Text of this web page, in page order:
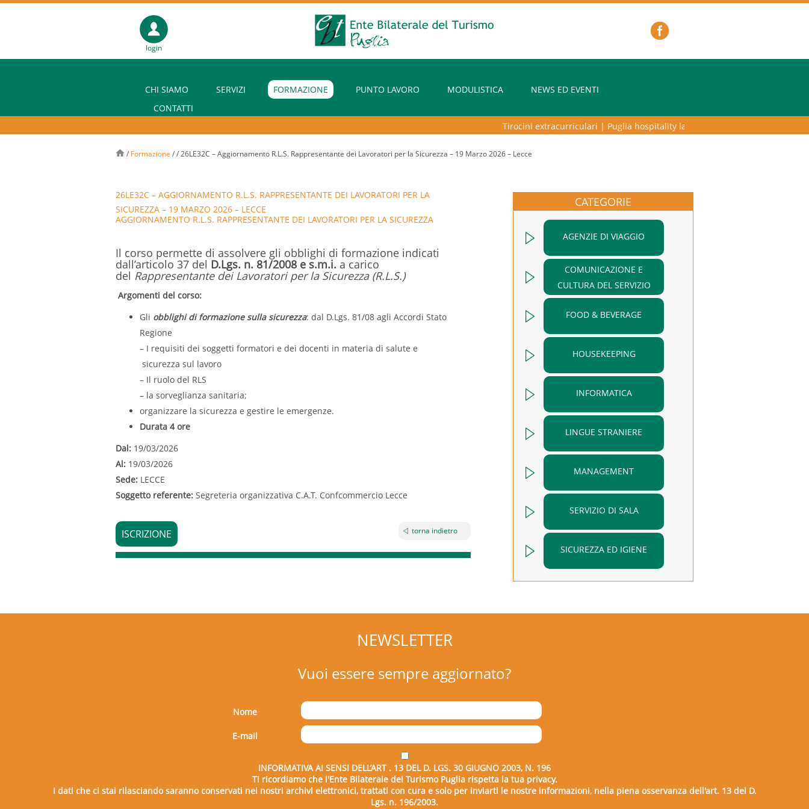
login
CHI SIAMO SERVIZI FORMAZIONE PUNTO LAVORO MODULISTICA
NEWS ED EVENTI
CONTATTI
Tirocini extracurriculari|Puglia hospitality lab – programma di alta
/ Formazione //26LE32C – Aggiornamento R.L.S. Rappresentante dei Lavoratori per la Sicurezza – 19 Marzo 2026 – Lecce
26LE32C – AGGIORNAMENTO R.L.S. RAPPRESENTANTE DEI LAVORATORI PER LA
SICUREZZA – 19 MARZO 2026 – LECCE
AGGIORNAMENTO R.L.S. RAPPRESENTANTE DEI LAVORATORI PER LA SICUREZZA
Il corso permette di assolvere gli obblighi di formazione indicati
dall’articolo 37 del D.Lgs. n. 81/2008 e s.m.i. a carico
del Rappresentante dei Lavoratori per la Sicurezza (R.L.S.)
Argomenti del corso:
Gli obblighi di formazione sulla sicurezza: dal D.Lgs. 81/08 agli Accordi Stato
Regione
– I requisiti dei soggetti formatori e dei docenti in materia di salute e
sicurezza sul lavoro
– Il ruolo del RLS
– la sorveglianza sanitaria;
organizzare la sicurezza e gestire le emergenze.
Durata 4 ore
Dal: 19/03/2026
Al: 19/03/2026
Sede: LECCE
Soggetto referente: Segreteria organizzativa C.A.T. Confcommercio Lecce
ISCRIZIONE torna indietro
CATEGORIE
AGENZIE DI VIAGGIO
COMUNICAZIONE E
CULTURA DEL SERVIZIO
FOOD & BEVERAGE
HOUSEKEEPING
INFORMATICA
LINGUE STRANIERE
MANAGEMENT
SERVIZIO DI SALA
SICUREZZA ED IGIENE
NEWSLETTER
Vuoi essere sempre aggiornato?
Nome
E-mail
INFORMATIVA AI SENSI DELL’ART . 13 DEL D. LGS. 30 GIUGNO 2003, N. 196
Ti ricordiamo che l'Ente Bilaterale del Turismo Puglia rispetta la tua privacy.
I dati che ci stai rilasciando saranno conservati nei nostri archivi elettronici, trattati con cura e solo per inviarti le nostre informazioni, nella piena osservanza dell'art. 13 del D.
Lgs. n. 196/2003.